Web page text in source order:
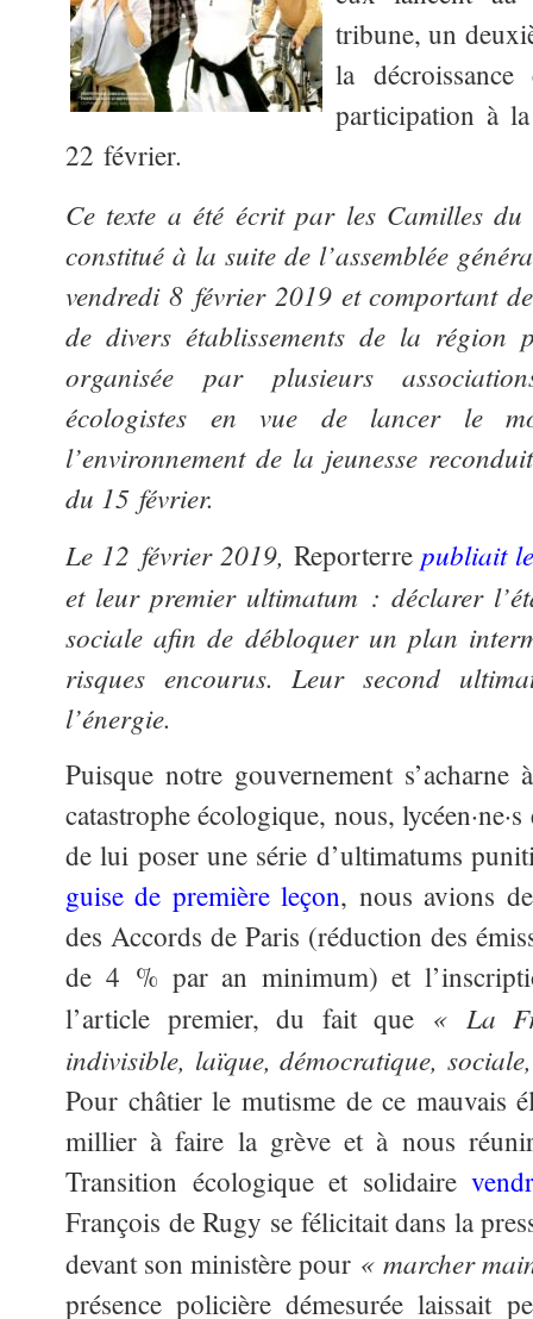
tribune, un
la
participation à
22 février.
Ce texte a été écrit par les Camilles
constitué à la suite de l’assemblée
vendredi 8 février 2019 et comportant
de divers établissements de la région
organisée par plusieurs
écologistes en vue de lancer le
l’environnement de la jeunesse
du 15 février.
Le 12 février 2019, Reporterrepubliait
et leur premier ultimatum : déclarer
sociale afin de débloquer un plan
risques encourus. Leur second
l’énergie.
Puisque notre gouvernement
catastrophe écologique, nous,
de lui poser une série d’ultimatums
guise de première leçon, nous avions
des Accords de Paris (réduction des
de 4 % par an minimum) et
l’article premier, du fait que « La
indivisible, laïque, démocratique,
Pour châtier le mutisme de ce mauvais
millier à faire la grève et à nous
Transition écologique et solidaire
François de Rugy se félicitait dans la
devant son ministère pour « marcher
présence policière démesurée laissait